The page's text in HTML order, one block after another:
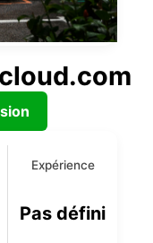
Expérience
Pas défini